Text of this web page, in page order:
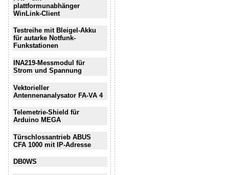
plattformunabhänger
WinLink-Client
Testreihe mit Bleigel-Akku
für autarke Notfunk-
Funkstationen
INA219-Messmodul für
Strom und Spannung
Vektorieller
Antennenanalysator FA-VA 4
Telemetrie-Shield für
Arduino MEGA
Türschlossantrieb ABUS
CFA 1000 mit IP-Adresse
DB0WS